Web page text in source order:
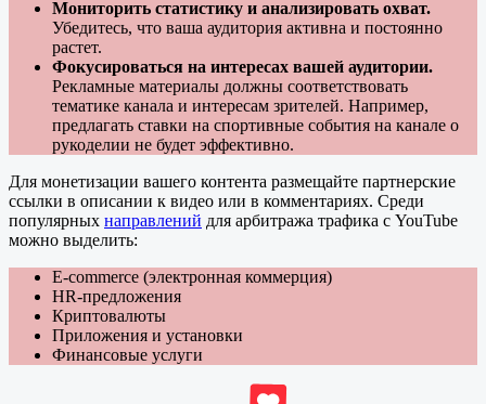
Мониторить статистику и анализировать охват.
Убедитесь, что ваша аудитория активна и постоянно
растет.
Фокусироваться на интересах вашей аудитории.
Рекламные материалы должны соответствовать
тематике канала и интересам зрителей. Например,
предлагать ставки на спортивные события на канале о
рукоделии не будет эффективно.
Для монетизации вашего контента размещайте партнерские
ссылки в описании к видео или в комментариях. Среди
популярных направлений для арбитража трафика с YouTube
можно выделить:
E-commerce (электронная коммерция)
HR-предложения
Криптовалюты
Приложения и установки
Финансовые услуги